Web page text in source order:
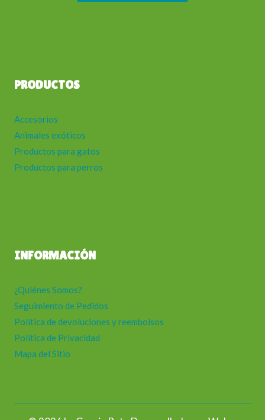
PRODUCTOS
Accesorios
Animales exóticos
Productos para gatos
Productos para perros
INFORMACIÓN
¿Quiénes Somos?
Seguimiento de Pedidos
Política de devoluciones y reembolsos
Política de Privacidad
Mapa del Sitio